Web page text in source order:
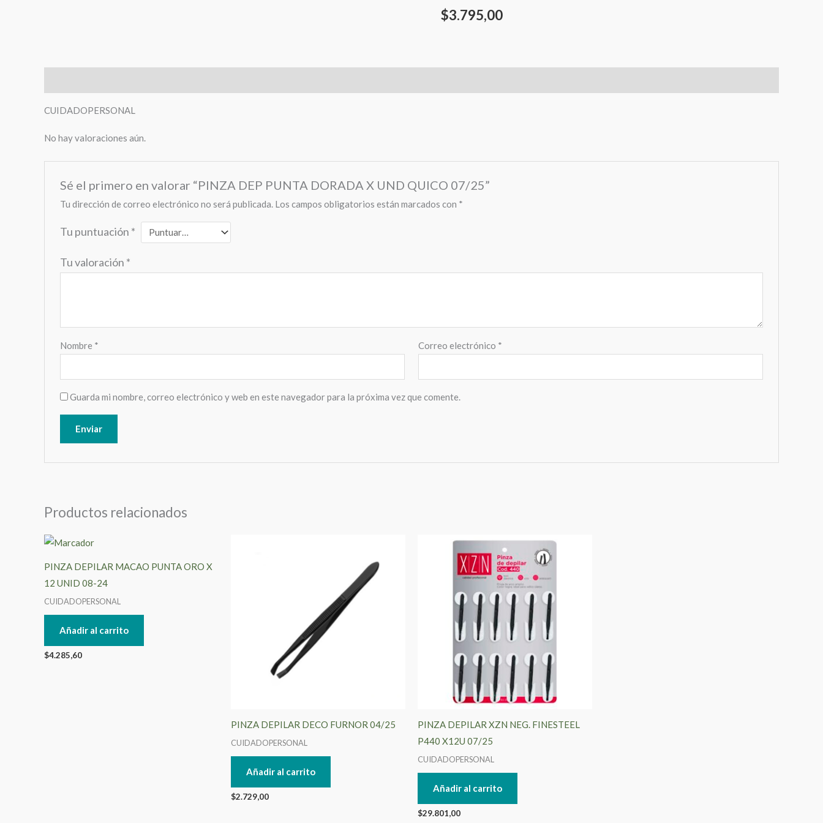
$3.795,00
CUIDADOPERSONAL
No hay valoraciones aún.
Sé el primero en valorar “PINZA DEP PUNTA DORADA X UND QUICO 07/25”
Tu dirección de correo electrónico no será publicada. Los campos obligatorios están marcados con *
Tu puntuación *
Tu valoración *
Nombre * Correo electrónico *
Guarda mi nombre, correo electrónico y web en este navegador para la próxima vez que comente.
Productos relacionados
PINZA DEPILAR MACAO PUNTA ORO X
12 UNID 08-24
CUIDADOPERSONAL
Añadir al carrito
$4.285,60
PINZA DEPILAR DECO FURNOR 04/25
CUIDADOPERSONAL
Añadir al carrito
$2.729,00
PINZA DEPILAR XZN NEG. FINESTEEL
P440 X12U 07/25
CUIDADOPERSONAL
Añadir al carrito
$29.801,00